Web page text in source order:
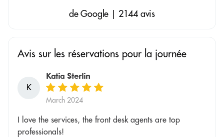
de Google | 2144 avis
Avis sur les réservations pour la journée
K
Katia Sterlin
March 2024
I love the services, the front desk agents are top
professionals!